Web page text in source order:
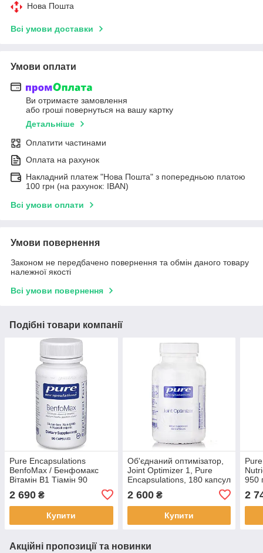
Нова Пошта
Всі умови доставки
Умови оплати
Ви отримаєте замовлення
або гроші повернуться на вашу картку
Детальніше
Оплатити частинами
Оплата на рахунок
Накладний платеж "Нова Пошта" з попередньою платою
100 грн (на рахунок: IBAN)
Всі умови оплати
Умови повернення
Законом не передбачено повернення та обмін даного товару
належної якості
Всі умови повернення
Подібні товари компанії
Pure Encapsulations
BenfoMax / Бенфомакс
Вітамін B1 Тіамін 90
2 690 ₴
Купити
Об'єднаний оптимізатор,
Joint Optimizer 1, Pure
Encapsulations, 180 капсул
2 600₴
Купити
950
2
Акційні пропозиції та новинки